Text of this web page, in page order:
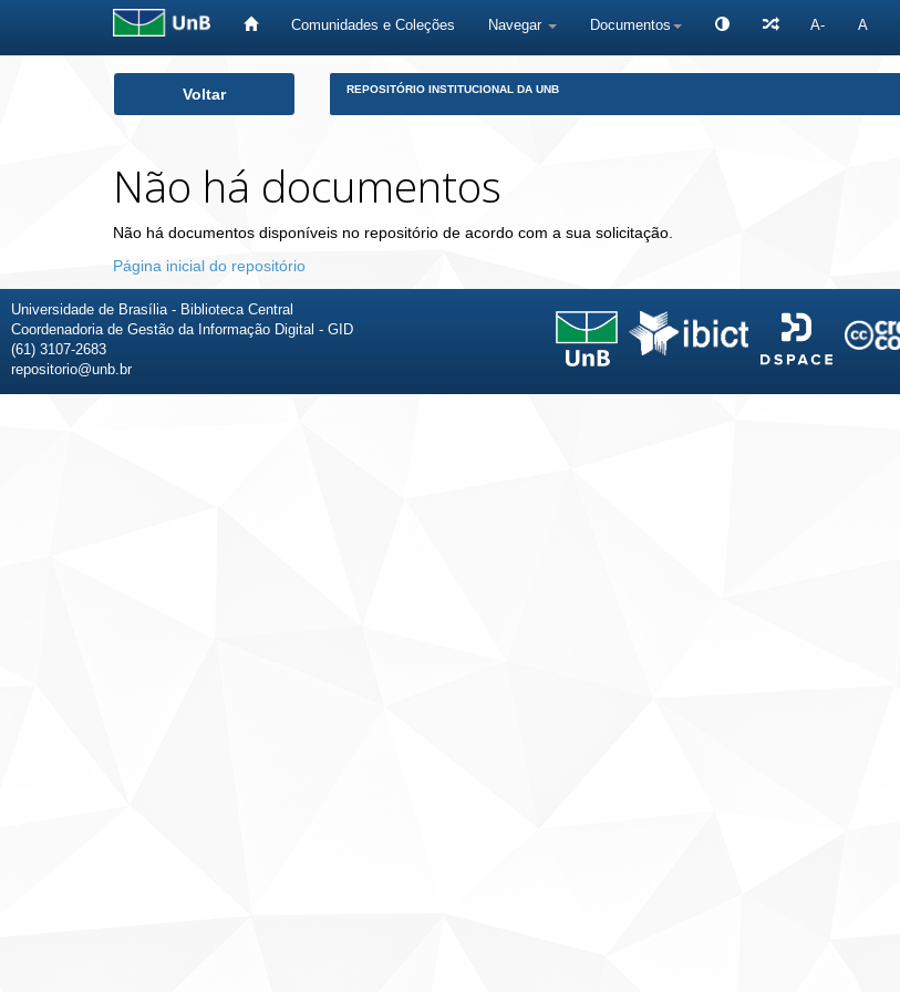
Comunidades e Coleções Navegar Documentos A- A
Voltar REPOSITÓRIO INSTITUCIONAL DA UNB
Não há documentos
Não há documentos disponíveis no repositório de acordo com a sua solicitação.
Página inicial do repositório
Universidade de Brasília - Biblioteca Central
Coordenadoria de Gestão da Informação Digital - GID
(61) 3107-2683
repositorio@unb.br